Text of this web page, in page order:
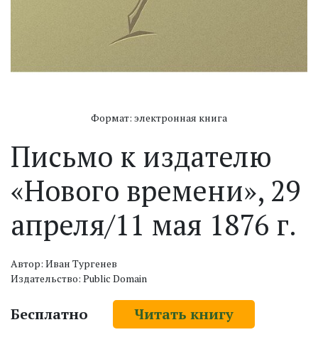
Формат: электронная книга
Письмо к издателю
«Нового времени», 29
апреля/11 мая 1876 г.
Автор: Иван Тургенев
Издательство: Public Domain
Бесплатно Читать книгу